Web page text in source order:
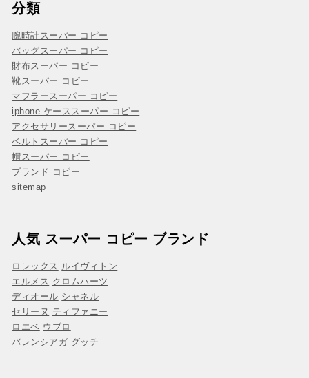
分類
腕時計スーパー コピー
バッグスーパー コピー
財布スーパー コピー
靴スーパー コピー
マフラースーパー コピー
iphone ケーススーパー コピー
アクセサリースーパー コピー
ベルトスーパー コピー
帽スーパー コピー
ブランド コピー
sitemap
人気 スーパー コピー ブランド
ロレックス ルイヴィトン
エルメス クロムハーツ
ディオール シャネル
セリーヌ ティファニー
ロエベ ウブロ
バレンシアガ グッチ